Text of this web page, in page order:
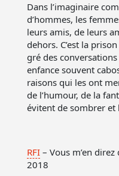
Dans l’imaginaire
d’hommes, les
leurs amis, de leurs
dehors. C’est la
gré des
enfance souvent
raisons qui les ont
de l’humour, de la
évitent de sombrer et
RFI – Vous m’en
2018